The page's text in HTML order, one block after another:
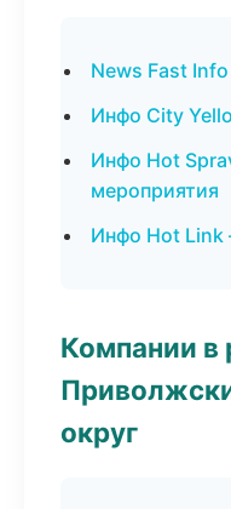
News Fast
Инфо City
Инфо Hot
мероприятия
Инфо Hot Link
Компании в
округ